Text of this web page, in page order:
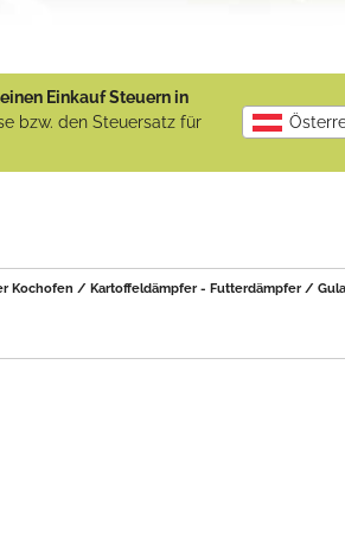
Einkauf Steuern in
bzw. den Steuersatz für
Kochofen / Kartoffeldämpfer - Futterdämpfer /